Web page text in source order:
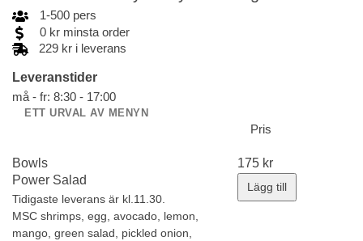
1-500 pers
0 kr minsta order
229 kr i leverans
Leveranstider
må - fr: 8:30 - 17:00
ETT URVAL AV MENYN
Pris
Bowls
Power Salad
Tidigaste leverans är kl.11.30.
MSC shrimps, egg, avocado, lemon,
mango, green salad, pickled onion,
175 kr
Lägg till